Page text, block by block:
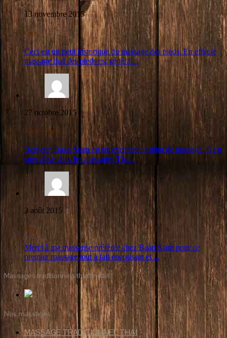
13 novembre 2015
Guy
Ceci est un petit historique du massage des pieds. En effet le
massage thaï des pieds est général...
27 octobre 2015
Alice - Paris
Bonjour, Baan Siam est un excellent institut de massage. Il est
spécialisé dans les massages Tha...
3 août 2015
Guy
Merci à ma masseuse préférée chez Baan Siam pour ce
premier massage tout à fait énergisant et ...
Massages traditionnels thaïlandais
Nos massages
MASSAGE TRADITIONNEL THAÏ